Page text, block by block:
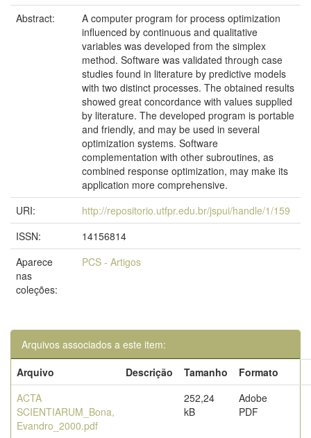
Abstract:
A computer program for process optimization
influenced by continuous and qualitative
variables was developed from the simplex
method. Software was validated through case
studies found in literature by predictive models
with two distinct processes. The obtained results
showed great concordance with values supplied
by literature. The developed program is portable
and friendly, and may be used in several
optimization systems. Software
complementation with other subroutines, as
combined response optimization, may make its
application more comprehensive.
URI:
http://repositorio.utfpr.edu.br/jspui/handle/1/159
ISSN:
14156814
Aparece
nas
coleções:
PCS - Artigos
Arquivos associados a este item:
Arquivo
Descrição Tamanho
Formato
ACTA
SCIENTIARUM_Bona,
Evandro_2000.pdf
252,24
kB
Adobe
PDF